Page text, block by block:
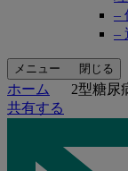
–
–
メニュー 閉じる
ホーム
2型糖尿
共有する